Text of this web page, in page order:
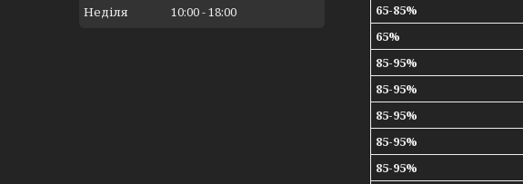
65-85%
65%
85-95%
85-95%
85-95%
85-95%
85-95%
Неділя
10:00 18:00